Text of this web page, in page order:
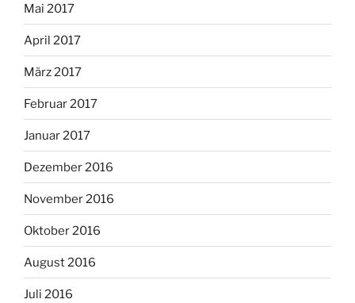
Mai 2017
April 2017
März 2017
Februar 2017
Januar 2017
Dezember 2016
November 2016
Oktober 2016
August 2016
Juli 2016